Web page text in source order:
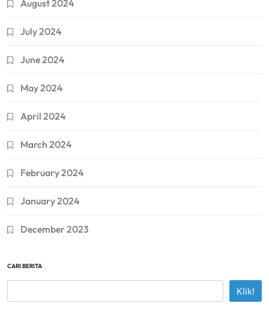
August 2024
July 2024
June 2024
May 2024
April 2024
March 2024
February 2024
January 2024
December 2023
CARI BERITA
Klik!